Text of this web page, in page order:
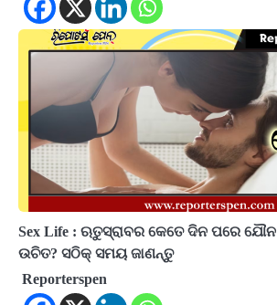
Sex Life : ଋତୁସ୍ରାବର କେତେ ଦିନ ପରେ
ଉଚିତ? ସଠିକ୍ ସମୟ ଜାଣନ୍ତୁ
Reporterspen